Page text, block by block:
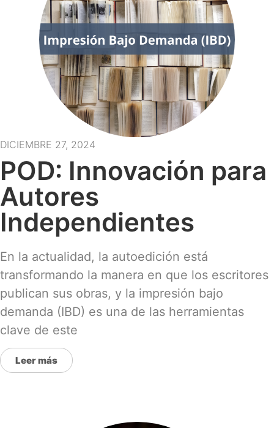
DICIEMBRE 27, 2024
POD: Innovación para
Autores
Independientes
En la actualidad, la autoedición está
transformando la manera en que los escritores
publican sus obras, y la impresión bajo
demanda (IBD) es una de las herramientas
clave de este
Leer más